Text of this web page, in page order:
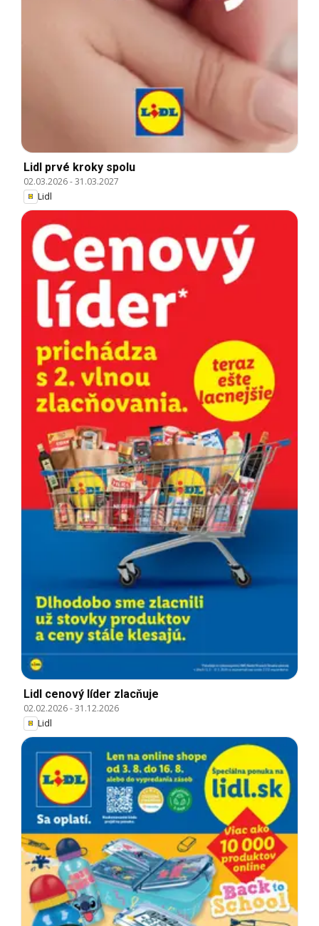
Lidl prvé kroky spolu
02.03.2026-31.03.2027
Lidl
Lidl cenový líder zlacňuje
02.02.2026-31.12.2026
Lidl